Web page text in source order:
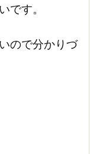
です。
ので分かりづ